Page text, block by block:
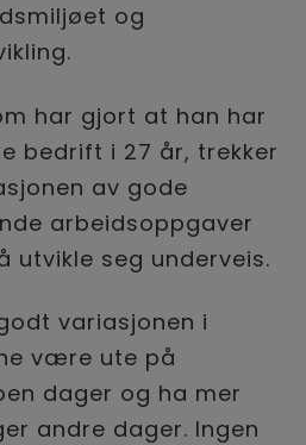
og
har gjort at han har
bedrift i 27 år, trekker
av gode
arbeidsoppgaver
utvikle seg underveis.
variasjonen i
være ute på
dager og ha mer
andre dager. Ingen